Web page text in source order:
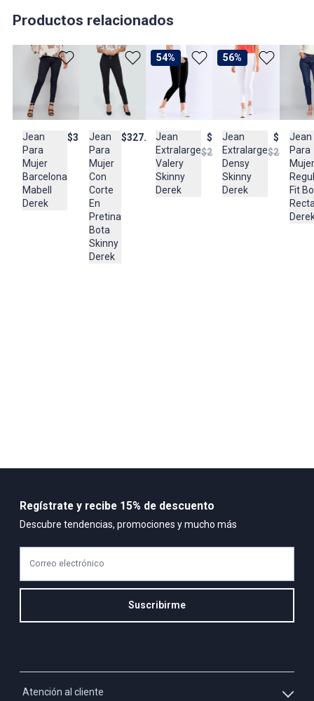
COLOMBIA
BAGUER
Cuidado y Lavado
LAVAR EN MAQUINA, NO USAR BLANQUEADORES, PLANCHAR A
TEMPERATURA TIBIA, LAVAR Y SECAR CON COLORES SIMILARES
70% Algodón-
22% Poliéster -5% Rayón -3% Elastómero
Productos relacionados
Jean
Para
Mujer
Barcelona
Mabell
Derek
$327.900
Jean
Para
Mujer
Con
Corte
En
Pretina
Bota
Skinny
Derek
$327.900
54%
Jean
Extralarge
Valery
Skinny
Derek
$99.950
$214.950
56%
Jean
Extralarge
Densy
Skinny
Derek
$99.950
$227.950
Jean
Para
Mujer
Fit
Atención al cliente
Regístrate y recibe 15% de descuento
Descubre tendencias, promociones y mucho más
Correo electrónico
Suscribirme